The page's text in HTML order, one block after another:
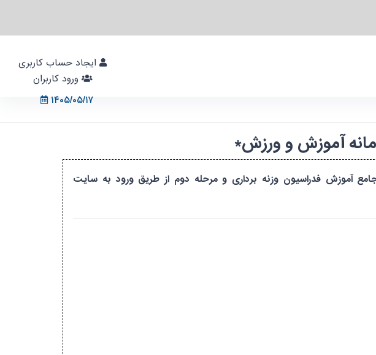
۱۴۰۵/۰۵/۱۷
آموزش و ورزش*
صورت آنلاین از طریق سامانه جامع آموزش فدراسیون وزنه برداری و مرحله دوم از طریق ورود به سایت